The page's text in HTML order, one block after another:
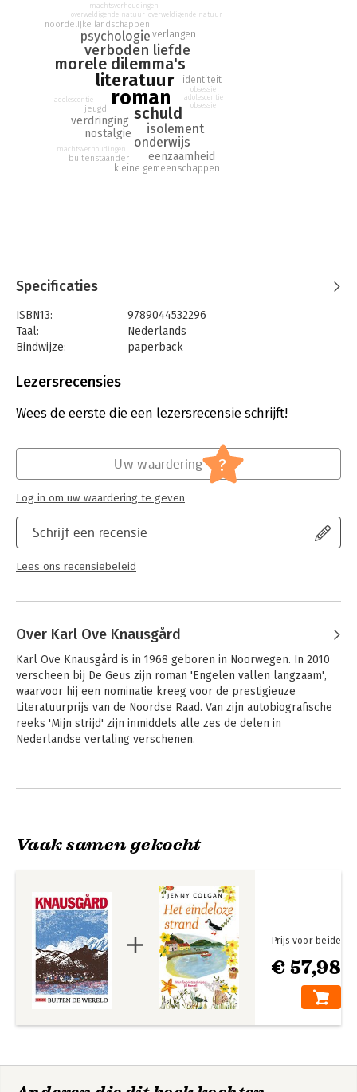
roman
literatuur
schuld
morele dilemma's
verboden liefde
isolement
onderwijs
psychologie
nostalgie
eenzaamheid
verdringing
verlangen
identiteit
kleine gemeenschappen
buitenstaander
jeugd
noordelijke landschappen
machtsverhoudingen
overweldigende natuur
obsessie
adolescentie
machtsverhoudingen
overweldigende natuur
obsessie
adolescentie
Specificaties
ISBN13:
9789044532296
Taal:
Nederlands
Bindwijze:
paperback
Uitgever:
Verschijningsdatum:
28-1-2021
Literatuur en romans
Lezersrecensies
Wees de eerste die een lezersrecensie schrijft!
Schrijf een recensie
Lees ons recensiebeleid
Uw waardering ?
Log in om uw waardering te geven
Over Karl Ove Knausgård
Karl Ove Knausgård is in 1968 geboren in Noorwegen. In 2010
verscheen bij De Geus zijn roman 'Engelen vallen langzaam',
waarvoor hij een nominatie kreeg voor de prestigieuze
Literatuurprijs van de Noordse Raad. Van zijn autobiografische
reeks 'Mijn strijd' zijn inmiddels alle zes de delen in
Nederlandse vertaling verschenen.
Andere boeken door Karl Ove
Het derde rijk De morgenster
Vaak samen gekocht
€ 57,98
Prijs voor beide